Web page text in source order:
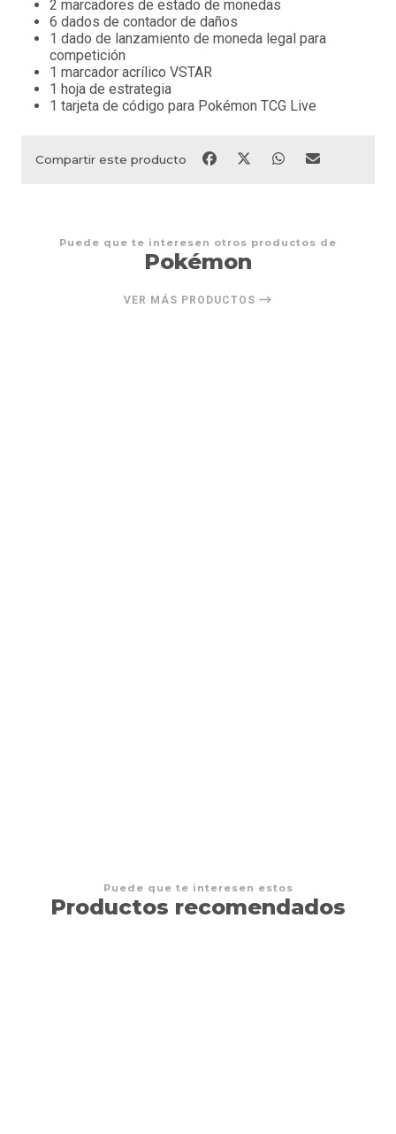
2 marcadores de estado de monedas
6 dados de contador de daños
1 dado de lanzamiento de moneda legal para
competición
1 marcador acrílico VSTAR
1 hoja de estrategia
1 tarjeta de código para Pokémon TCG Live
Compartir este producto
Puede que te interesen otros productos de
Pokémon
VER MÁS PRODUCTOS
Puede que te interesen estos
Productos recomendados